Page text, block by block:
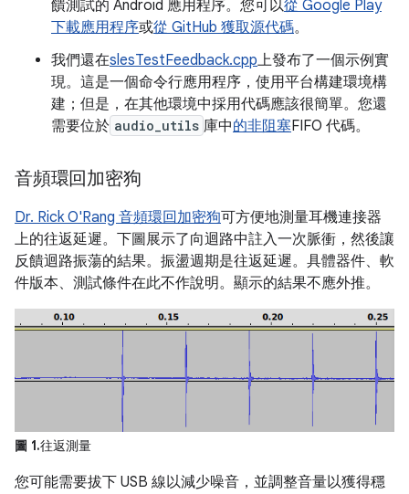
饋測試的 Android 應用程序。您可以從 Google Play
下載應用程序或從 GitHub 獲取源代碼。
我們還在slesTestFeedback.cpp上發布了一個示例實
現。這是一個命令行應用程序，使用平台構建環境構
建；但是，在其他環境中採用代碼應該很簡單。您還
需要位於 audio_utils 庫中的非阻塞FIFO 代碼。
音頻環回加密狗
Dr. Rick O'Rang 音頻環回加密狗可方便地測量耳機連接器
上的往返延遲。下圖展示了向迴路中註入一次脈衝，然後讓
反饋迴路振蕩的結果。振盪週期是往返延遲。具體器件、軟
件版本、測試條件在此不作說明。顯示的結果不應外推。
圖 1.往返測量
您可能需要拔下 USB 線以減少噪音，並調整音量以獲得穩